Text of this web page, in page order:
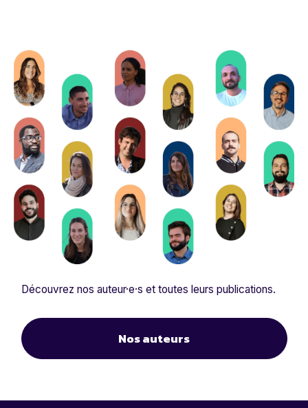
Découvrez nos auteur·e·s et toutes leurs publications.
Nos auteurs